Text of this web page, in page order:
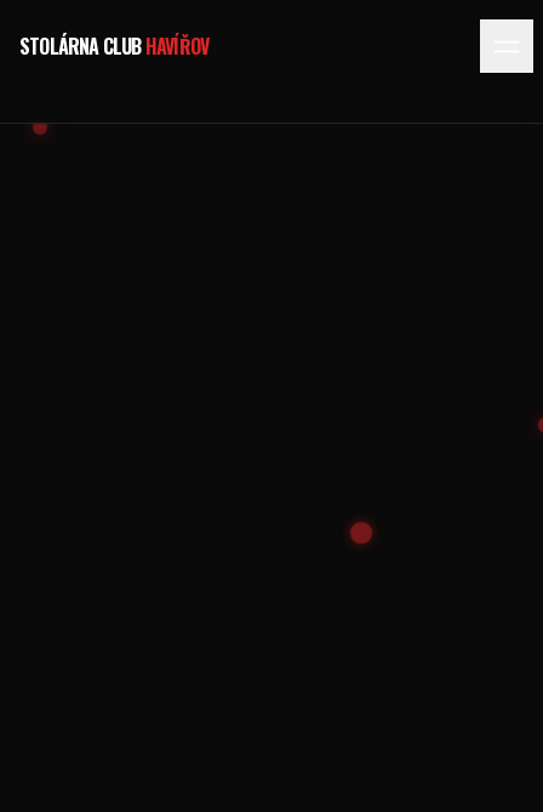
STOLÁRNA CLUBHAVÍŘOV